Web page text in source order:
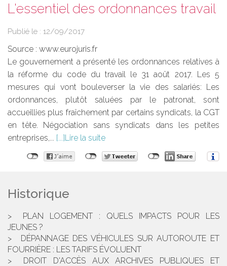
L'essentiel des ordonnances travail
Publié le : 12/09/2017
Source : www.eurojuris.fr
Le gouvernement a présenté les ordonnances relatives à
la réforme du code du travail le 31 août 2017. Les 5
mesures qui vont bouleverser la vie des salariés: Les
ordonnances, plutôt saluées par le patronat, sont
accueillies plus fraîchement par certains syndicats, la CGT
en tête. Négociation sans syndicats dans les petites
entreprises,...
Lire la suite
Historique
PLAN LOGEMENT : QUELS IMPACTS POUR LES
JEUNES ?
DÉPANNAGE DES VÉHICULES SUR AUTOROUTE ET
FOURRIÈRE : LES TARIFS ÉVOLUENT
DROIT D'ACCÈS AUX ARCHIVES PUBLIQUES ET